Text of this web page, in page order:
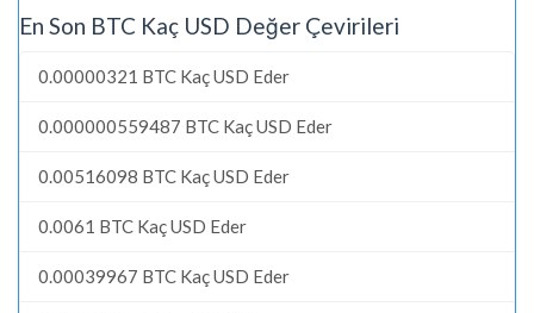
En Son BTC Kaç USD Değer Çevirileri
0.00000321 BTC Kaç USD Eder
0.000000559487 BTC Kaç USD Eder
0.00516098 BTC Kaç USD Eder
0.0061 BTC Kaç USD Eder
0.00039967 BTC Kaç USD Eder